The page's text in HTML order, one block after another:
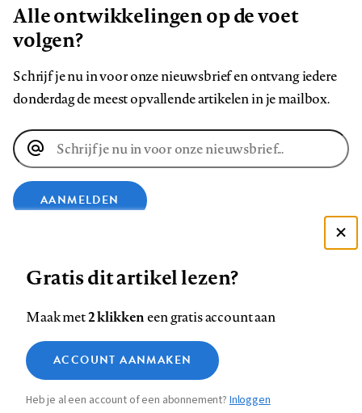
Alle ontwikkelingen op de voet
volgen?
Schrijf je nu in voor onze nieuwsbrief en ontvang iedere
donderdag de meest opvallende artikelen in je mailbox.
E-
mailadres
AANMELDEN
op
Facebook
op
LinkedIn
op
Bluesky
ons
op
InstagramYouTube
Footer
Contact Colofon Disclaimer Privacy
Medische vragen verdienen
betrouwbare antwoorden
Zie onze cookie policy
Analytische cookies
Marketing cookies
Gratis dit artikel lezen?
Maak met2 klikkeneen gratis account aan
ACCOUNT AANMAKEN
Heb je al een account of een abonnement?Inloggen